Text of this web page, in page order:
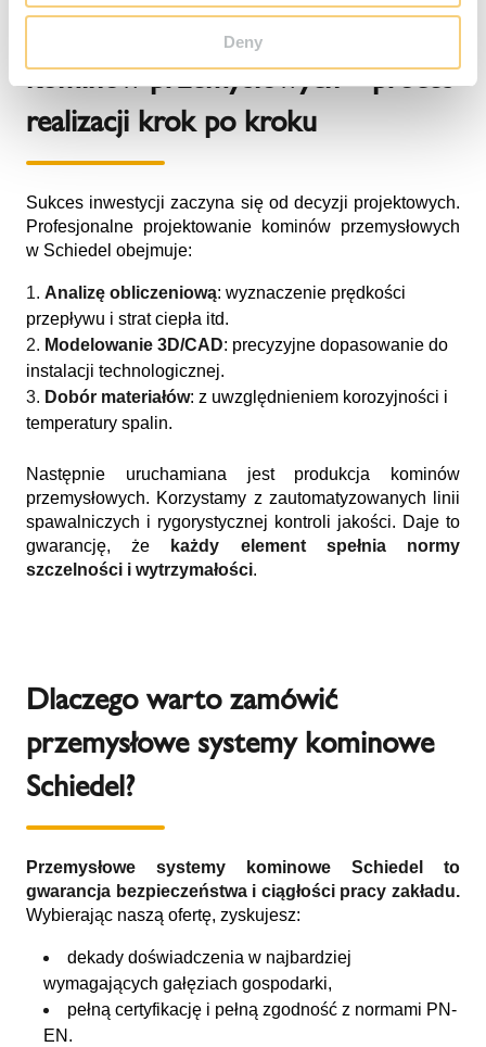
Deny
Projektowanie i produkcja
kominów przemysłowych – proces
realizacji krok po kroku
Sukces inwestycji zaczyna się od decyzji projektowych.
Profesjonalne projektowanie kominów przemysłowych
w Schiedel obejmuje:
Analizę obliczeniową: wyznaczenie prędkości
przepływu i strat ciepła itd.
Modelowanie 3D/CAD: precyzyjne dopasowanie do
instalacji technologicznej.
Dobór materiałów: z uwzględnieniem korozyjności i
temperatury spalin.
Następnie uruchamiana jest produkcja kominów
przemysłowych. Korzystamy z zautomatyzowanych linii
spawalniczych i rygorystycznej kontroli jakości. Daje to
gwarancję, że
każdy element spełnia normy
szczelności i wytrzymałości.
Dlaczego warto zamówić
przemysłowe systemy kominowe
Schiedel?
Przemysłowe systemy kominowe Schiedel
to
gwarancja bezpieczeństwa i ciągłości pracy zakładu.
Wybierając naszą ofertę, zyskujesz:
dekady doświadczenia w najbardziej
wymagających gałęziach gospodarki,
pełną certyfikację i pełną zgodność z normami PN-
EN.